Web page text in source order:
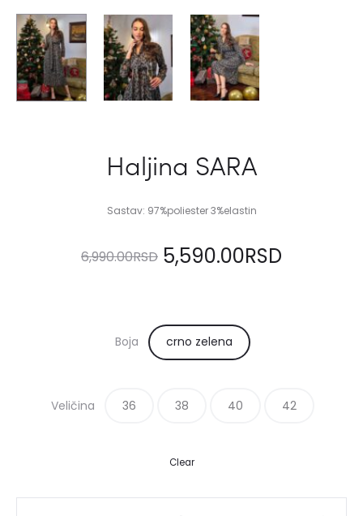
Haljina SARA
Sastav: 97%poliester 3%elastin
6,990.00RSD Originalna
je
6,990.00RSD.
5,590.00RSD
Boja crno zelena
Veličina 36 38 40 42
Clear